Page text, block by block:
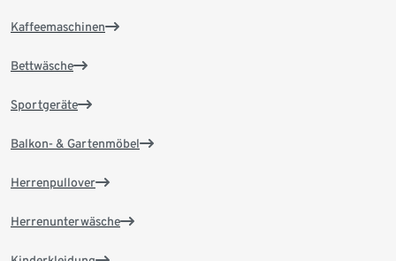
Kaffeemaschinen
Bettwäsche
Sportgeräte
Balkon- & Gartenmöbel
Herrenpullover
Herrenunterwäsche